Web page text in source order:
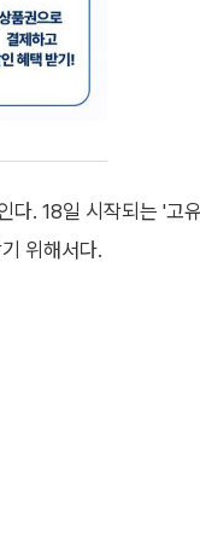
다. 18일 시작되는 '고유
위해서다.